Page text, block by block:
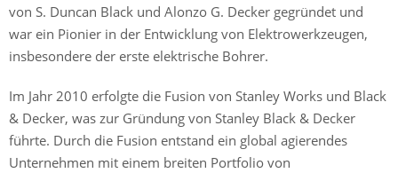
von S. Duncan Black und Alonzo G. Decker gegründet und
war ein Pionier in der Entwicklung von Elektrowerkzeugen,
insbesondere der erste elektrische Bohrer.
Im Jahr 2010 erfolgte die Fusion von Stanley Works und Black
& Decker, was zur Gründung von Stanley Black & Decker
führte. Durch die Fusion entstand ein global agierendes
Unternehmen mit einem breiten Portfolio von